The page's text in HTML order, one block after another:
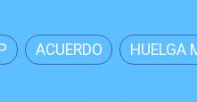
ACUERDO HUELGA